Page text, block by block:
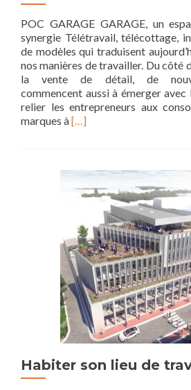
POC GARAGE GARAGE, un
synergie Télétravail, télécottage,
de modèles qui traduisent
nos manières de travailler. Du côté
la vente de détail, de
commencent aussi à émerger
relier les entrepreneurs aux
marques àRead
espace
en
synergie
[…]
Habiter son lieu de